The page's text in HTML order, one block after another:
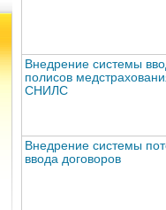
Внедрение системы
полисов
СНИЛС
Внедрение системы
ввода договоров